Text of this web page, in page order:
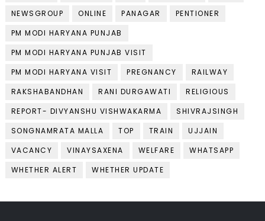
NEWSGROUP
ONLINE PANAGAR
PENTIONER
PM MODI HARYANA PUNJAB
PM MODI HARYANA PUNJAB VISIT
PM MODI HARYANA VISIT
PREGNANCY
RAILWAY
RAKSHABANDHAN
RANI DURGAWATI
RELIGIOUS
REPORT- DIVYANSHU VISHWAKARMA
SHIVRAJSINGH
SONGNAMRATA MALLA
TOP TRAIN
UJJAIN
VACANCY
VINAYSAXENA WELFARE
WHATSAPP
WHETHER ALERT
WHETHER UPDATE